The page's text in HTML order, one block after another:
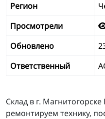
Регион
Просмотрели
Обновлено
Ответственный
Склад в г.
ремонтируем технику,